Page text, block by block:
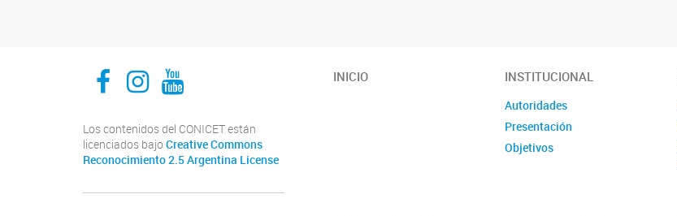
INECOA CONICET UNJuINECOA CONICET UNJuINECOA CONICET UNJu
Los contenidos del CONICET están
licenciados bajo Creative Commons
Reconocimiento 2.5 Argentina License
INICIO INSTITUCIONAL
Autoridades
Presentación
Objetivos